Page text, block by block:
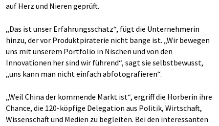
auf Herz und Nieren geprüft.
„Das ist unser Erfahrungsschatz“, fügt die Unternehmerin
hinzu, der vor Produktpiraterie nicht bange ist. „Wir bewegen
uns mit unserem Portfolio in Nischen und von den
Innovationen her sind wir führend“, sagt sie selbstbewusst,
„uns kann man nicht einfach abfotografieren“.
„Weil China der kommende Markt ist“, ergriff die Horberin ihre
Chance, die 120-köpfige Delegation aus Politik, Wirtschaft,
Wissenschaft und Medien zu begleiten. Bei den interessanten